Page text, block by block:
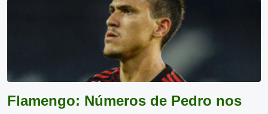
Flamengo: Números de Pedro nos